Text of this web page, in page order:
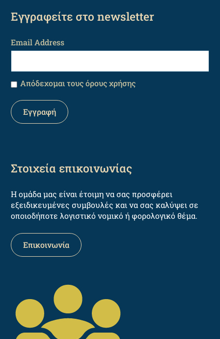
Εγγραφείτε στο newsletter
Email Address
Απόδεχομαι τους όρους χρήσης
Στοιχεία επικοινωνίας
Η ομάδα μας είναι έτοιμη να σας προσφέρει
εξειδικευμένες συμβουλές και να σας καλύψει σε
οποιοδήποτε λογιστικό νομικό ή φορολογικό θέμα.
Επικοινωνία